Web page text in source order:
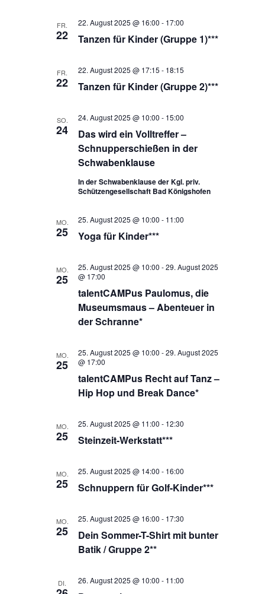
FR.
22 Tanzen für Kinder (Gruppe 1)***
22. August 2025 @ 16:00 - 17:00
FR.
22 Tanzen für Kinder (Gruppe 2)***
22. August 2025 @ 17:15 - 18:15
SO.
24
Das wird ein Volltreffer –
Schnupperschießen in der
Schwabenklause
24. August 2025 @ 10:00 - 15:00
In der Schwabenklause der Kgl. priv.
Schützengesellschaft Bad Königshofen
MO.
25 Yoga für Kinder***
25. August 2025 @ 10:00 - 11:00
MO.
25
talentCAMPus Paulomus, die
Museumsmaus – Abenteuer in
der Schranne*
25. August 2025 @ 10:00 -29. August 2025
@ 17:00
MO.
25
talentCAMPus Recht auf Tanz –
Hip Hop und Break Dance*
25. August 2025 @ 10:00 -29. August 2025
@ 17:00
MO.
25 Steinzeit-Werkstatt***
25. August 2025 @ 11:00 - 12:30
MO.
25 Schnuppern für Golf-Kinder***
25. August 2025 @ 14:00 - 16:00
MO.
25
Dein Sommer-T-Shirt mit bunter
Batik / Gruppe 2**
25. August 2025 @ 16:00 - 17:30
DI. 26. August 2025 @ 10:00 - 11:00